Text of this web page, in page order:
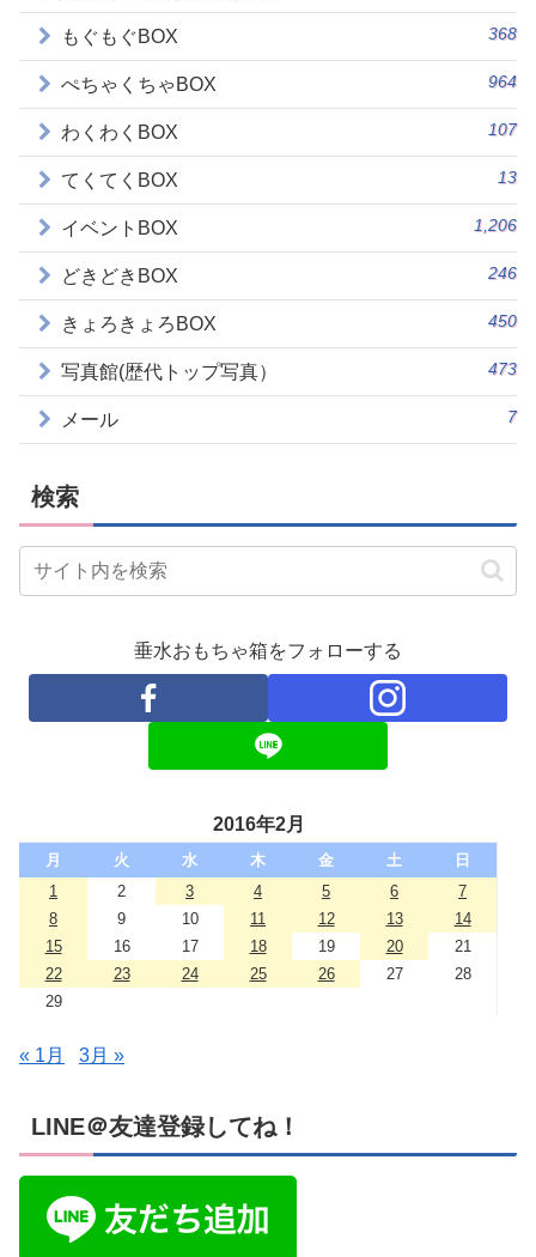
もぐもぐBOX 368
ぺちゃくちゃBOX 964
わくわくBOX 107
てくてくBOX 13
イベントBOX 1,206
どきどきBOX 246
きょろきょろBOX 450
写真館(歴代トップ写真） 473
メール 7
検索
垂水おもちゃ箱をフォローする
2016年2月
月 火 水 木 金 土
日
1
2 3 4 5 6
7
8
9 10 11 12 13
14
15
16 17 18 19 20
21
22
23 24 25 26 27
28
29
« 1月 3月 »
LINE＠友達登録してね！